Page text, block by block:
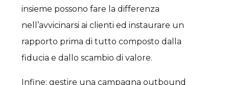
insieme possono fare la differenza
nell’avvicinarsi ai clienti ed instaurare un
rapporto prima di tutto composto dalla
fiducia e dallo scambio di valore.
Infine: gestire una campagna outbound